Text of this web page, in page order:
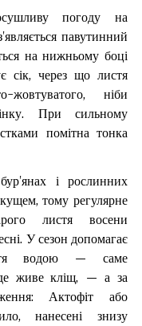
погоду на
павутинний
на нижньому боці
сік, через що листя
жовтуватого, ніби
При сильному
помітна тонка
і рослинних
тому регулярне
листя восени
У сезон допомагає
водою — саме
живе кліщ, — а за
Актофіт або
нанесені знизу